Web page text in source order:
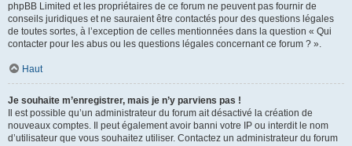
phpBB Limited et les propriétaires de ce forum ne peuvent pas fournir de
conseils juridiques et ne sauraient être contactés pour des questions légales
de toutes sortes, à l’exception de celles mentionnées dans la question « Qui
contacter pour les abus ou les questions légales concernant ce forum ? ».
Haut
Je souhaite m’enregistrer, mais je n’y parviens pas !
Il est possible qu’un administrateur du forum ait désactivé la création de
nouveaux comptes. Il peut également avoir banni votre IP ou interdit le nom
d’utilisateur que vous souhaitez utiliser. Contactez un administrateur du forum